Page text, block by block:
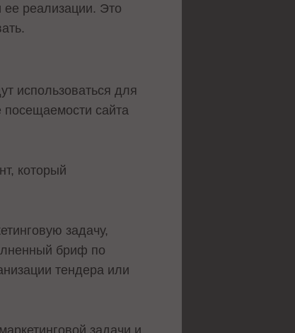
реализации. Это
использоваться для
посещаемости сайта
который
задачу,
бриф по
тендера или
задачи и